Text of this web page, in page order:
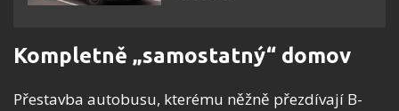
Kompletně „samostatný“ domov
Přestavba autobusu, kterému něžně přezdívají B-